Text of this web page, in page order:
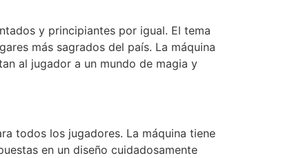
y principiantes por igual. El tema
más sagrados del país. La máquina
al jugador a un mundo de magia y
todos los jugadores. La máquina tiene
en un diseño cuidadosamente